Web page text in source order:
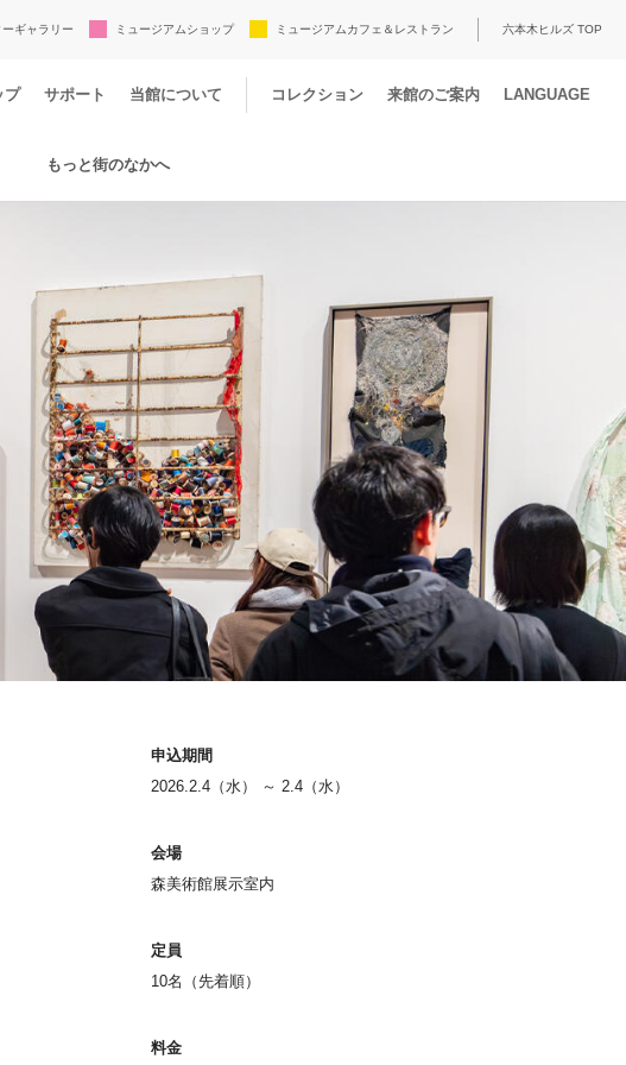
ギャラリー ミュージアムショップ ミュージアムカフェ＆レストラン 六本木ヒルズ TOP
プ サポート 当館について コレクション 来館のご案内 LANGUAGE
もっと街のなかへ
申込期間
2026.2.4（水） ～ 2.4（水）
会場
森美術館展示室内
定員
10名（先着順）
料金